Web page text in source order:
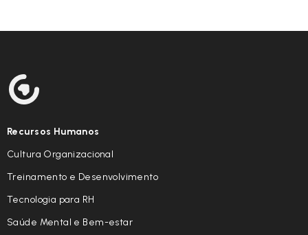
Recursos Humanos
Cultura Organizacional
Treinamento e Desenvolvimento
Tecnologia para RH
Saúde Mental e Bem-estar